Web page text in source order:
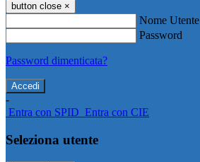
button close ×
Nome Utente
Password
Password dimenticata?
-
Entra con SPID Entra con CIE
Seleziona utente